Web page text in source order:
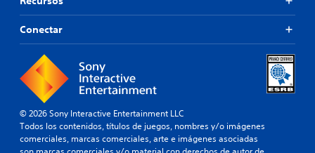
Conectar
© 2026 Sony Interactive Entertainment LLC
Todos los contenidos, títulos de juegos, nombres y/o imágenes
comerciales, marcas comerciales, arte e imágenes asociadas